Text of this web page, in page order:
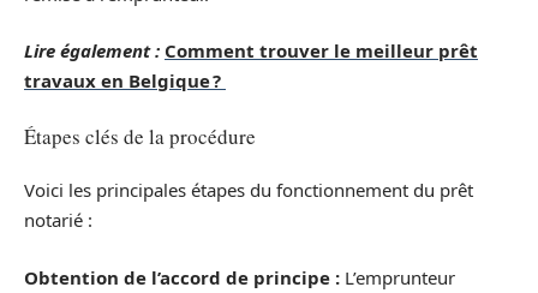
Lire également : Comment trouver le meilleur prêt
travaux en Belgique ?
Étapes clés de la procédure
Voici les principales étapes du fonctionnement du prêt
notarié :
Obtention de l’accord de principe : L’emprunteur